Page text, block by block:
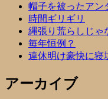
帽子を被ったアン
時間ギリギリ
縄張り荒らしじゃ
毎年恒例？
連休明け豪快に寝
アーカイブ